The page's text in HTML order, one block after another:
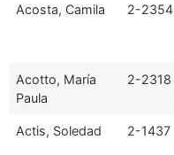
Acosta, Camila 2-2354
Acotto, María
Paula
2-2318
Actis, Soledad 2-1437